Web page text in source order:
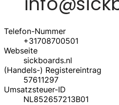
Telefon-Nummer
+31708700501
Webseite
sickboards.nl
(Handels-) Registereintrag
57611297
Umsatzsteuer-ID
NL852657213B01